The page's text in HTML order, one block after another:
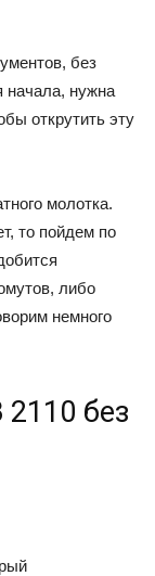
без
начала, нужна
открутить эту
молотка.
то пойдем по
либо
немного
без